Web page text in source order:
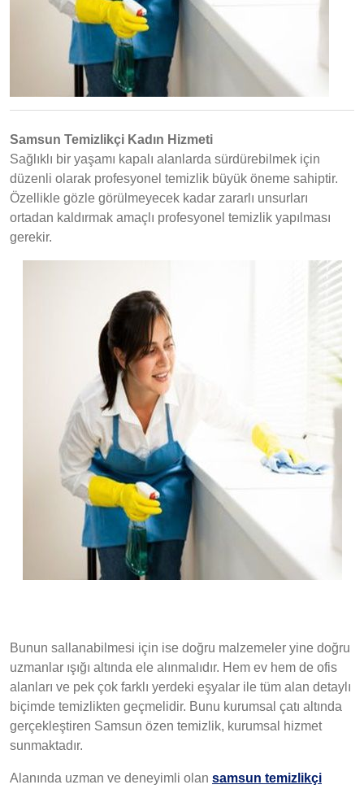
Samsun Temizlikçi Kadın Hizmeti
Sağlıklı bir yaşamı kapalı alanlarda sürdürebilmek için
düzenli olarak profesyonel temizlik büyük öneme sahiptir.
Özellikle gözle görülmeyecek kadar zararlı unsurları
ortadan kaldırmak amaçlı profesyonel temizlik yapılması
gerekir.
Bunun sallanabilmesi için ise doğru malzemeler yine doğru
uzmanlar ışığı altında ele alınmalıdır. Hem ev hem de ofis
alanları ve pek çok farklı yerdeki eşyalar ile tüm alan detaylı
biçimde temizlikten geçmelidir. Bunu kurumsal çatı altında
gerçekleştiren Samsun özen temizlik, kurumsal hizmet
sunmaktadır.
Alanında uzman ve deneyimli olan samsun temizlikçi